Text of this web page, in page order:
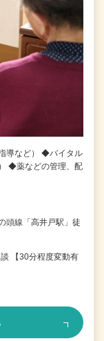
導など） ◆バイタル
◆薬などの管理、配
頭線「高井戸駅」徒
【30分程度変動有